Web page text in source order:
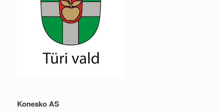
Konesko AS